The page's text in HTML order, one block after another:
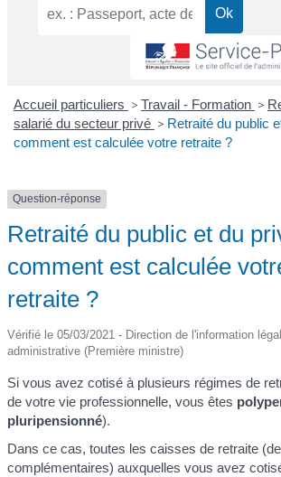
Accueil particuliers > Travail - Formation >
salarié du secteur privé > Retraité du public
comment est calculée votre retraite ?
Question-réponse
Retraité du public et du
comment est calculée
retraite ?
Vérifié le 05/03/2021 - Direction de l'information
administrative (Première ministre)
Si vous avez cotisé à plusieurs régimes de
de votre vie professionnelle, vous êtes
pluripensionné).
Dans ce cas, toutes les caisses de retraite
complémentaires) auxquelles vous avez